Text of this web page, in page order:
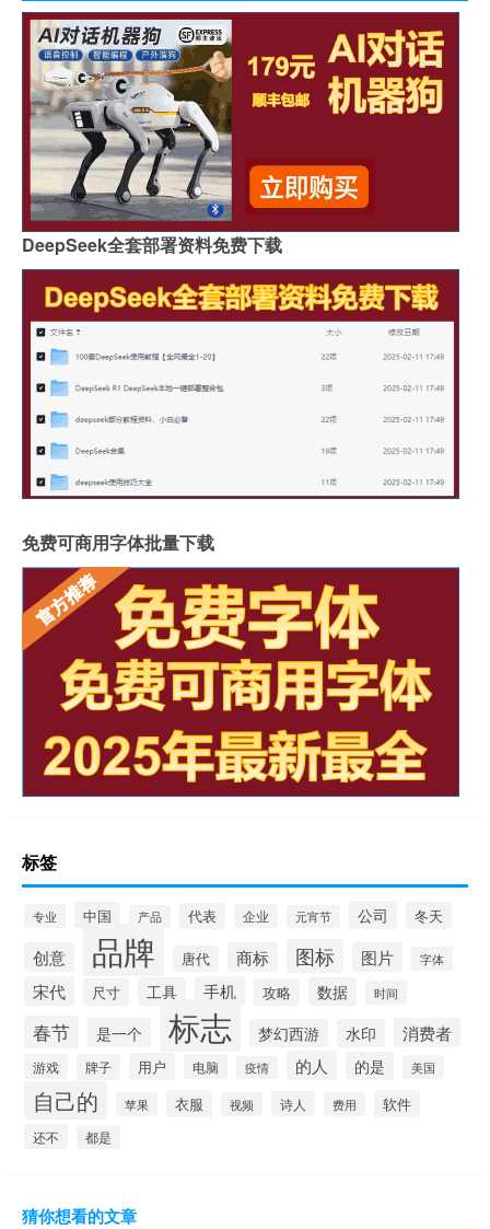
DeepSeek全套部署资料免费下载
免费可商用字体批量下载
标签
专业 中国 产品 代表 企业 元宵节 公司 冬天
创意 品牌 唐代 商标 图标 图片 字体
宋代 尺寸 工具 手机 攻略 数据 时间
春节 是一个 标志 梦幻西游 水印 消费者
游戏 牌子 用户 电脑 疫情 的人 的是 美国
自己的 苹果 衣服 视频 诗人 费用 软件
还不 都是
猜你想看的文章